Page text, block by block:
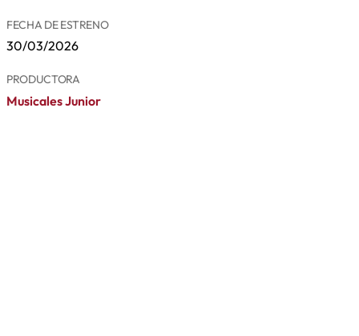
FECHA DE ESTRENO
30/03/2026
PRODUCTORA
Musicales Junior